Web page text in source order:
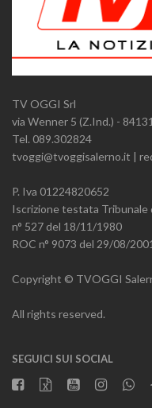
TV OGGI Srl
via Wenner 5 (Z.Ind.) -
Tel. 089.302824
tvoggi@tvoggisalerno.it |
P. Iva 01224820652
Iscrizione testata Tribunale
n° 527 del 18/11/1980
ROC n° 9073 del 29/08/
Copyright © TVOGGI
All rights reserved.
SEGUICI SUI SOCIAL